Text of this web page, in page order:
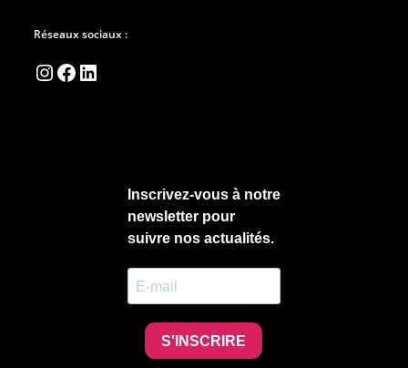
Réseaux sociaux :
Instagram
Facebook
LinkedIn